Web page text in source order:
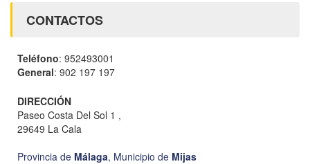
CONTACTOS
Teléfono: 952493001
General: 902 197 197
DIRECCIÓN
Paseo Costa Del Sol 1 ,
29649 La Cala
Provincia de Málaga, Municipio de Mijas